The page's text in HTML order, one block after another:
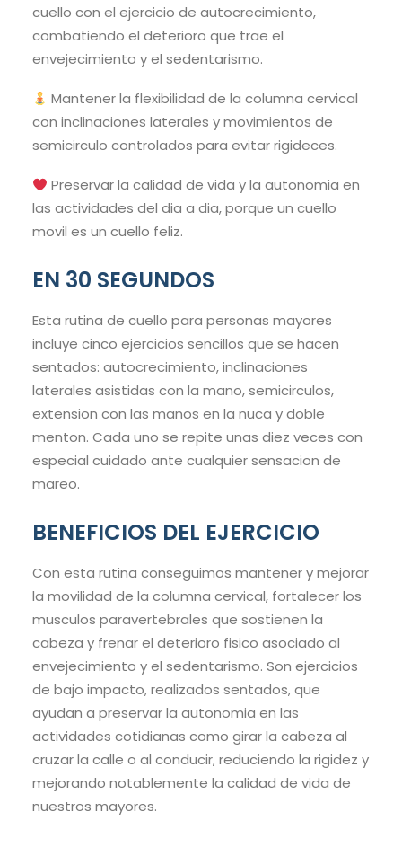
cuello con el ejercicio de autocrecimiento,
combatiendo el deterioro que trae el
envejecimiento y el sedentarismo.
Mantener la flexibilidad de la columna cervical
con inclinaciones laterales y movimientos de
semicirculo controlados para evitar rigideces.
Preservar la calidad de vida y la autonomia en
las actividades del dia a dia, porque un cuello
movil es un cuello feliz.
EN 30 SEGUNDOS
Esta rutina de cuello para personas mayores
incluye cinco ejercicios sencillos que se hacen
sentados: autocrecimiento, inclinaciones
laterales asistidas con la mano, semicirculos,
extension con las manos en la nuca y doble
menton. Cada uno se repite unas diez veces con
especial cuidado ante cualquier sensacion de
mareo.
BENEFICIOS DEL EJERCICIO
Con esta rutina conseguimos mantener y mejorar
la movilidad de la columna cervical, fortalecer los
musculos paravertebrales que sostienen la
cabeza y frenar el deterioro fisico asociado al
envejecimiento y el sedentarismo. Son ejercicios
de bajo impacto, realizados sentados, que
ayudan a preservar la autonomia en las
actividades cotidianas como girar la cabeza al
cruzar la calle o al conducir, reduciendo la rigidez y
mejorando notablemente la calidad de vida de
nuestros mayores.